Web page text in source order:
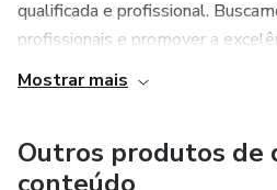
qualificada e profissional.
profissionais e promover a
Mostrar mais
Outros produtos de